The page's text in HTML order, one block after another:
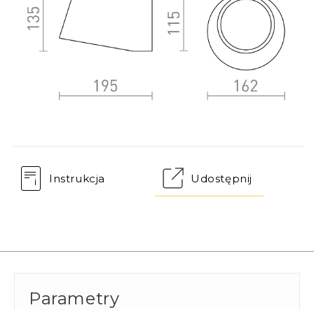
Instrukcja Udostępnij
Parametry